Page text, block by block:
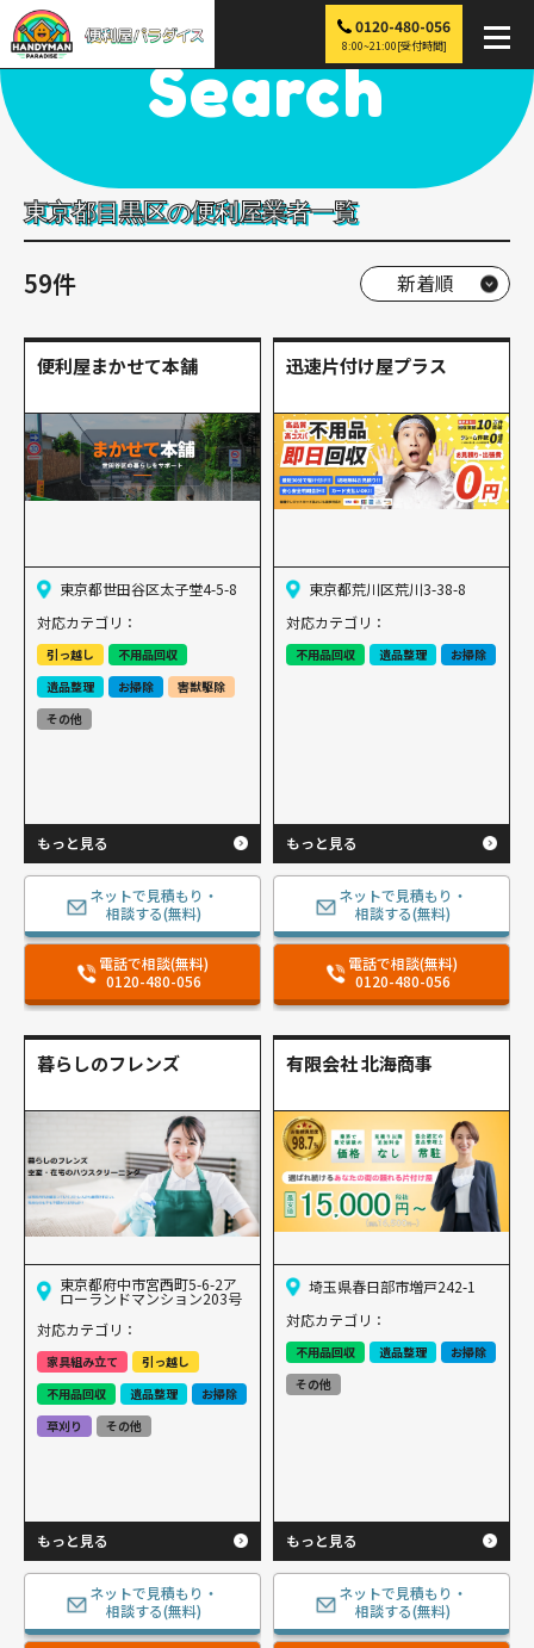
0120-480-056
8:00~21:00[受付時間]
便利屋パラダイス > 探す > 目黒区
Search
東京都目黒区の便利屋業者一覧
59件
便利屋まかせて本舗
東京都世田谷区太子堂4-5-8
対応カテゴリ：
引っ越し
不用品回収
遺品整理
お掃除
害獣駆除
その他
もっと見る
ネットで見積もり・
相談する(無料)
電話で相談(無料)
0120-480-056
迅速片付け屋プラス
東京都荒川区荒川3-38-8
対応カテゴリ：
不用品回収 遺品整理 お掃除
もっと見る
ネットで見積もり・
相談する(無料)
電話で相談(無料)
0120-480-056
暮らしのフレンズ
東京都府中市宮西町5-6-2ア
ローランドマンション203号
対応カテゴリ：
家具組み立て
引っ越し
不用品回収
遺品整理
お掃除
草刈り
その他
もっと見る
ネットで見積もり・
相談する(無料)
有限会社 北海商事
埼玉県春日部市増戸242-1
対応カテゴリ：
不用品回収 遺品整理
お掃除
その他
もっと見る
ネットで見積もり・
相談する(無料)